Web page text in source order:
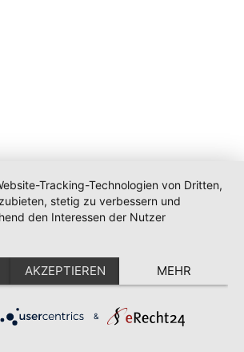
Tracking-Technologien von Dritten,
stetig zu verbessern und
den Interessen der Nutzer
AKZEPTIEREN MEHR
&